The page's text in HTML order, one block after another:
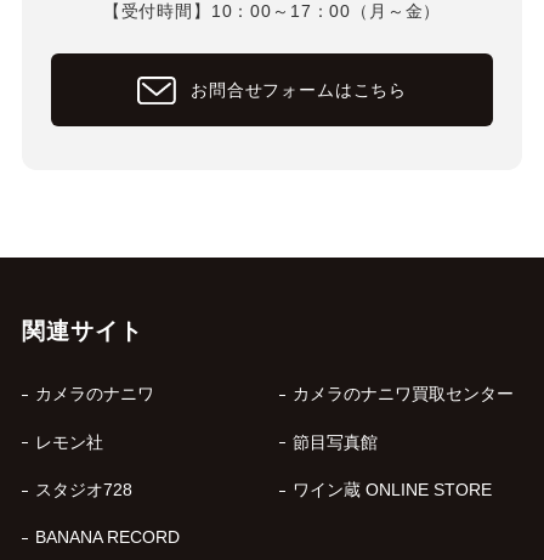
【受付時間】10：00～17：00（月～金）
お問合せフォームはこちら
関連サイト
カメラのナニワ カメラのナニワ買取センター
レモン社 節目写真館
スタジオ728 ワイン蔵 ONLINE STORE
BANANA RECORD